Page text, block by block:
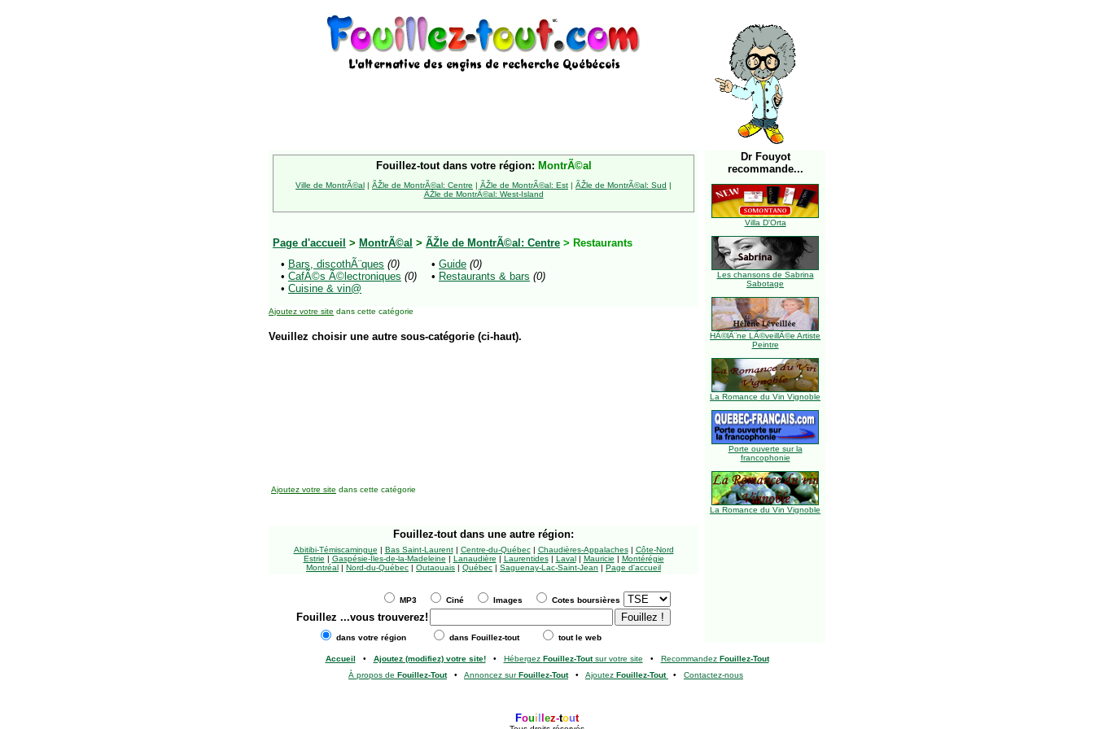
Fouillez-tout dans votre région: MontrÃ©al
Ville de MontrÃ©al | ÃŽle de MontrÃ©al: Centre | ÃŽle de MontrÃ©al: Est | ÃŽle de MontrÃ©al: Sud |
ÃŽle de MontrÃ©al: West-Island
Page d'accueil > MontrÃ©al > ÃŽle de MontrÃ©al: Centre > Restaurants
• Bars, discothÃ¨ques (0)
• CafÃ©s Ã©lectroniques (0)
• Cuisine & vin@
• Guide (0)
• Restaurants & bars (0)
Ajoutez votre site dans cette catégorie
Veuillez choisir une autre sous-catégorie (ci-haut).
Dr Fouyot
recommande...
Villa D'Orta
Les chansons de Sabrina
Sabotage
HÃ©lÃ¨ne LÃ©veillÃ©e Artiste
Peintre
La Romance du Vin Vignoble
Porte ouverte sur la
francophonie
La Romance du Vin Vignoble
Ajoutez votre site dans cette catégorie
Fouillez-tout dans une autre région:
Abitibi-Témiscamingue | Bas Saint-Laurent| Centre-du-Québec| Chaudières-Appalaches| Côte-Nord
Estrie | Gaspésie-Îles-de-la-Madeleine | Lanaudière | Laurentides| Laval| Mauricie | Montérégie
Montréal | Nord-du-Québec | Outaouais | Québec | Saguenay-Lac-Saint-Jean | Page d'accueil
MP3 Ciné Images Cotes boursières
Fouillez ...vous trouverez!
dans votre région dans Fouillez-tout tout le web
Accueil • Ajoutez (modifiez) votre site!• Hébergez Fouillez-Toutsur votre site • Recommandez Fouillez-Tout
À propos de Fouillez-Tout• Annoncez surFouillez-Tout• Ajoutez Fouillez-Tout • Contactez-nous
Foui ez-tout